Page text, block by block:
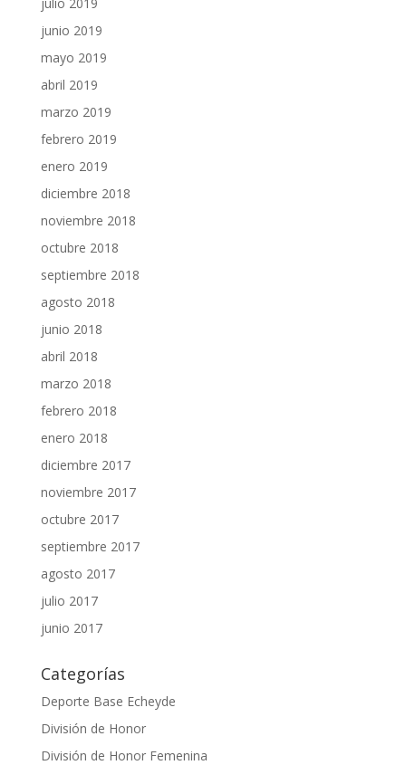
junio 2019
mayo 2019
abril 2019
marzo 2019
febrero 2019
enero 2019
diciembre 2018
noviembre 2018
octubre 2018
septiembre 2018
agosto 2018
junio 2018
abril 2018
marzo 2018
febrero 2018
enero 2018
diciembre 2017
noviembre 2017
octubre 2017
septiembre 2017
agosto 2017
julio 2017
junio 2017
Categorías
Deporte Base Echeyde
División de Honor
División de Honor Femenina